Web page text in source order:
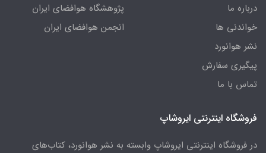
درباره ما
خواندنی ها
نشر هوانورد
پیگیری سفارش
تماس با ما
پژوهشگاه هوافضای ایران
انجمن هوافضای ایران
فروشگاه اینترنتی ایروشاپ
در فروشگاه اینترنتی ایروشاپ وابسته به نشر هوانورد، کتاب‌های